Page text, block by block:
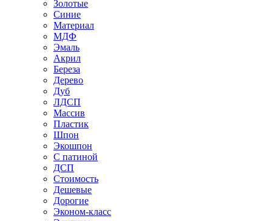
Золотые
Синие
Материал
МДФ
Эмаль
Акрил
Береза
Дерево
Дуб
ЛДСП
Массив
Пластик
Шпон
Экошпон
С патиной
ДСП
Стоимость
Дешевые
Дорогие
Эконом-класс